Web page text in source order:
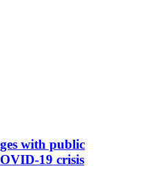
with public
19 crisis